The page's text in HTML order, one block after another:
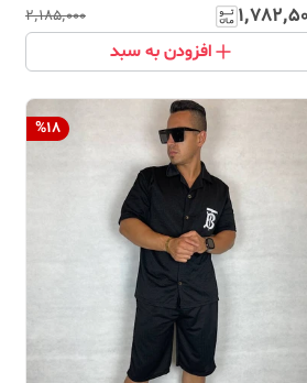
۲٬۱۸۵٬۰۰۰
افزودن به سبد
%18